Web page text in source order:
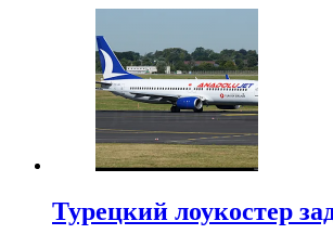
Турецкий лоукостер